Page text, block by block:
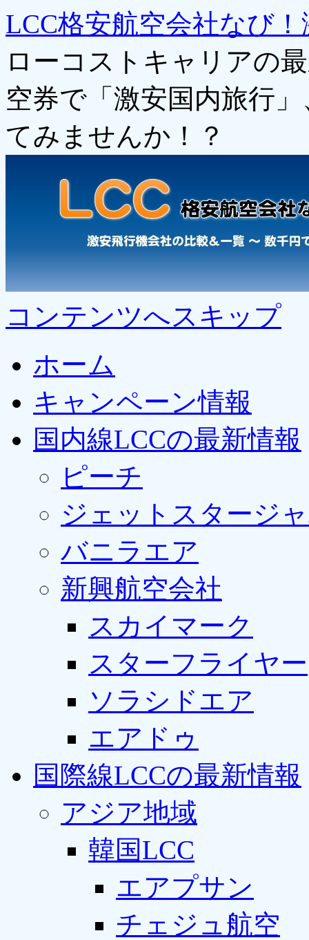
LCC格安航空会社なび
ローコストキャリアの
空券で「激安国内旅行
てみませんか！？
コンテンツへスキップ
ホーム
キャンペーン情報
国内線LCCの最新情報
ピーチ
ジェットスタージ
バニラエア
新興航空会社
スカイマーク
スターフライヤー
ソラシドエア
エアドゥ
国際線LCCの最新情報
アジア地域
韓国LCC
エアプサン
チェジュ航空